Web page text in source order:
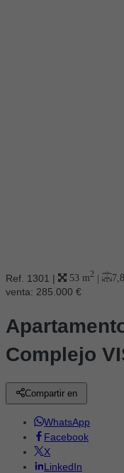
Ref. 1301 | 53 m2 |
venta: 285.000 €
Complejo
Compartir en
WhatsApp
Facebook
X
LinkedIn